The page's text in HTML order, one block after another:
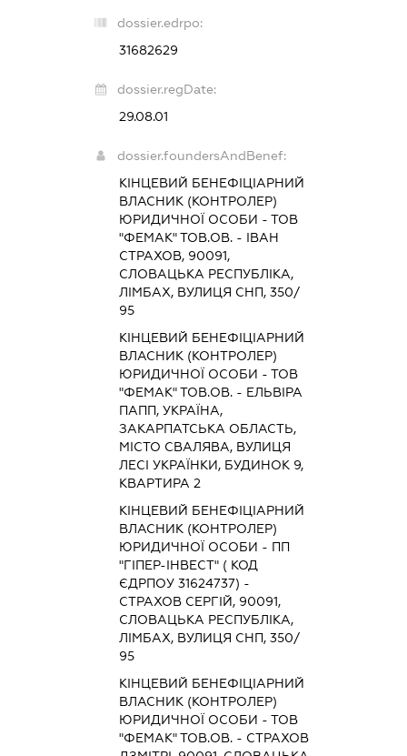
dossier.edrpo:
31682629
dossier.regDate:
29.08.01
dossier.foundersAndBenef:
КІНЦЕВИЙ БЕНЕФІЦІАРНИЙ
ВЛАСНИК (КОНТРОЛЕР)
ЮРИДИЧНОЇ ОСОБИ - ТОВ
"ФЕМАК" ТОВ.ОВ. - ІВАН
СТРАХОВ, 90091,
СЛОВАЦЬКА РЕСПУБЛІКА,
ЛІМБАХ, ВУЛИЦЯ СНП, 350/
95
КІНЦЕВИЙ БЕНЕФІЦІАРНИЙ
ВЛАСНИК (КОНТРОЛЕР)
ЮРИДИЧНОЇ ОСОБИ - ТОВ
"ФЕМАК" ТОВ.ОВ. - ЕЛЬВІРА
ПАПП, УКРАЇНА,
ЗАКАРПАТСЬКА ОБЛАСТЬ,
МІСТО СВАЛЯВА, ВУЛИЦЯ
ЛЕСІ УКРАЇНКИ, БУДИНОК 9,
КВАРТИРА 2
КІНЦЕВИЙ БЕНЕФІЦІАРНИЙ
ВЛАСНИК (КОНТРОЛЕР)
ЮРИДИЧНОЇ ОСОБИ - ПП
"ГІПЕР-ІНВЕСТ" ( КОД
ЄДРПОУ 31624737) -
СТРАХОВ СЕРГІЙ, 90091,
СЛОВАЦЬКА РЕСПУБЛІКА,
ЛІМБАХ, ВУЛИЦЯ СНП, 350/
95
КІНЦЕВИЙ БЕНЕФІЦІАРНИЙ
ВЛАСНИК (КОНТРОЛЕР)
ЮРИДИЧНОЇ ОСОБИ - ТОВ
"ФЕМАК" ТОВ.ОВ. - СТРАХОВ